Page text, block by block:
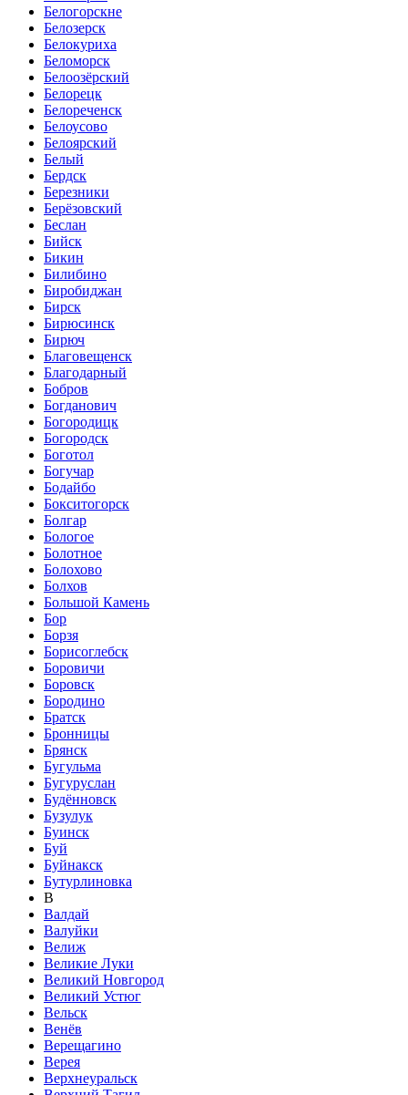
Белогорскне
Белозерск
Белокуриха
Беломорск
Белоозёрский
Белорецк
Белореченск
Белоусово
Белоярский
Белый
Бердск
Березники
Берёзовский
Беслан
Бийск
Бикин
Билибино
Биробиджан
Бирск
Бирюсинск
Бирюч
Благовещенск
Благодарный
Бобров
Богданович
Богородицк
Богородск
Боготол
Богучар
Бодайбо
Бокситогорск
Болгар
Бологое
Болотное
Болохово
Болхов
Большой Камень
Бор
Борзя
Борисоглебск
Боровичи
Боровск
Бородино
Братск
Бронницы
Брянск
Бугульма
Бугуруслан
Будённовск
Бузулук
Буинск
Буй
Буйнакск
Бутурлиновка
В
Валдай
Валуйки
Велиж
Великие Луки
Великий Новгород
Великий Устюг
Вельск
Венёв
Верещагино
Верея
Верхнеуральск